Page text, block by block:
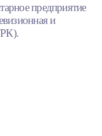
предприятие
и